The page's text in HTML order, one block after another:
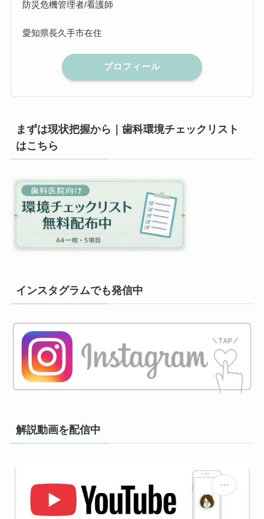
防災危機管理者/看護師
愛知県長久手市在住
プロフィール
まずは現状把握から｜歯科環境チェックリスト
はこちら
インスタグラムでも発信中
解説動画を配信中